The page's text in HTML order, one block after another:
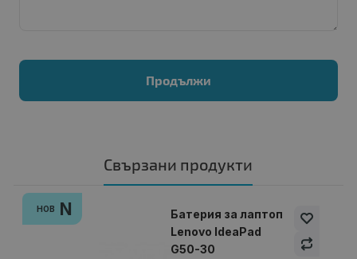
Продължи
Свързани продукти
НОВ N
Батерия за лаптоп
Lenovo IdeaPad
G50-30